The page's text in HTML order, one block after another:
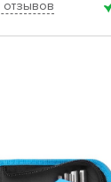
отзывов